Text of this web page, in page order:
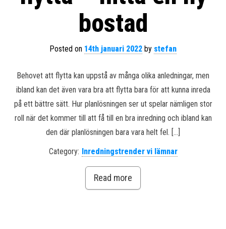
bostad
Posted on 14th januari 2022 by stefan
Behovet att flytta kan uppstå av många olika anledningar, men
ibland kan det även vara bra att flytta bara för att kunna inreda
på ett bättre sätt. Hur planlösningen ser ut spelar nämligen stor
roll när det kommer till att få till en bra inredning och ibland kan
den där planlösningen bara vara helt fel. […]
Category: Inredningstrender vi lämnar
Read more